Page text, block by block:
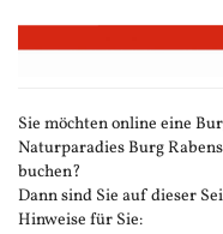
Zum
Haupt-
Sie möchten online eine
Naturparadies Burg
buchen?
Dann sind Sie auf dieser
Hinweise für Sie: